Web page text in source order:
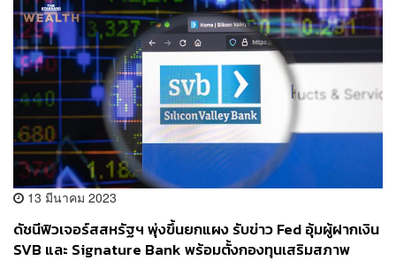
13 มีนาคม 2023
ดัชนีฟิวเจอร์สสหรัฐฯ พุ่งขึ้นยกแผง รับข่าว Fed อุ้มผู้ฝากเงิน
SVB และ Signature Bank พร้อมตั้งกองทุนเสริมสภาพ